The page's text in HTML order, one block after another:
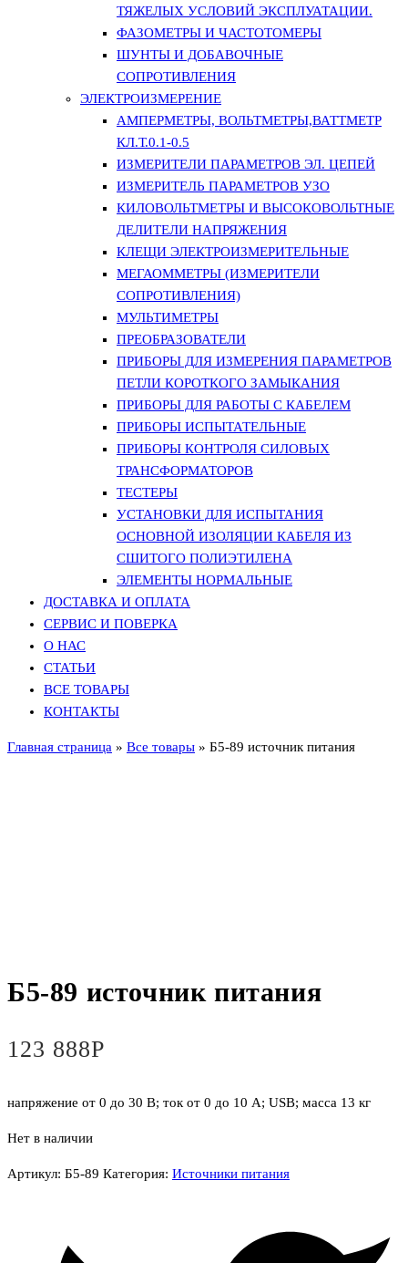
ТЯЖЕЛЫХ УСЛОВИЙ ЭКСПЛУАТАЦИИ.
ФАЗОМЕТРЫ И ЧАСТОТОМЕРЫ
ШУНТЫ И ДОБАВОЧНЫЕ
СОПРОТИВЛЕНИЯ
ЭЛЕКТРОИЗМЕРЕНИЕ
АМПЕРМЕТРЫ, ВОЛЬТМЕТРЫ,ВАТТМЕТР
КЛ.Т.0.1-0.5
ИЗМЕРИТЕЛИ ПАРАМЕТРОВ ЭЛ. ЦЕПЕЙ
ИЗМЕРИТЕЛЬ ПАРАМЕТРОВ УЗО
КИЛОВОЛЬТМЕТРЫ И ВЫСОКОВОЛЬТНЫЕ
ДЕЛИТЕЛИ НАПРЯЖЕНИЯ
КЛЕЩИ ЭЛЕКТРОИЗМЕРИТЕЛЬНЫЕ
МЕГАОММЕТРЫ (ИЗМЕРИТЕЛИ
СОПРОТИВЛЕНИЯ)
МУЛЬТИМЕТРЫ
ПРЕОБРАЗОВАТЕЛИ
ПРИБОРЫ ДЛЯ ИЗМЕРЕНИЯ ПАРАМЕТРОВ
ПЕТЛИ КОРОТКОГО ЗАМЫКАНИЯ
ПРИБОРЫ ДЛЯ РАБОТЫ С КАБЕЛЕМ
ПРИБОРЫ ИСПЫТАТЕЛЬНЫЕ
ПРИБОРЫ КОНТРОЛЯ СИЛОВЫХ
ТРАНСФОРМАТОРОВ
ТЕСТЕРЫ
УСТАНОВКИ ДЛЯ ИСПЫТАНИЯ
ОСНОВНОЙ ИЗОЛЯЦИИ КАБЕЛЯ ИЗ
СШИТОГО ПОЛИЭТИЛЕНА
ЭЛЕМЕНТЫ НОРМАЛЬНЫЕ
ДОСТАВКА И ОПЛАТА
СЕРВИС И ПОВЕРКА
О НАС
СТАТЬИ
ВСЕ ТОВАРЫ
КОНТАКТЫ
Главная страница » Все товары » Б5-89 источник питания
Б5-89 источник питания
123 888Р
напряжение от 0 до 30 В; ток от 0 до 10 A; USB; масса 13 кг
Нет в наличии
Артикул: Б5-89 Категория: Источники питания